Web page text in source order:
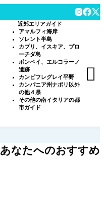
近郊エリアガイド
アマルフィ海岸
ソレント半島
カプリ、イスキア、プロ
ーチダ島
ポンペイ、エルコラーノ
遺跡
カンピフレグレイ平野
カンパニア州ナポリ以外
の他４県
その他の南イタリアの都
市ガイド

あなたへのおすすめ